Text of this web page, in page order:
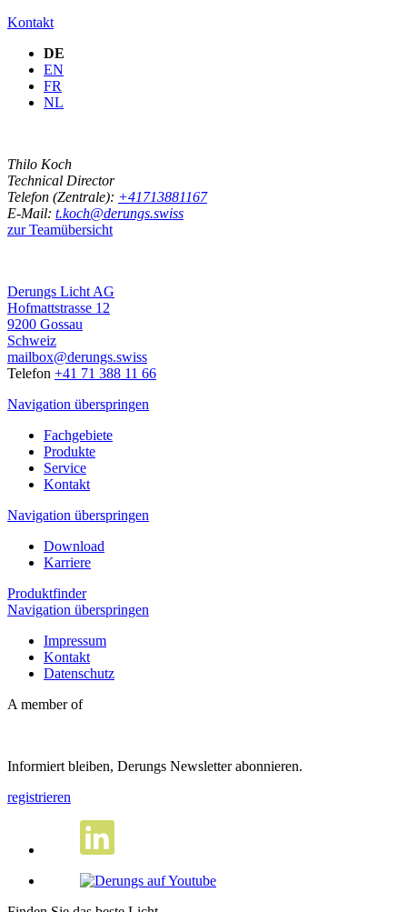
Kontakt
DE
EN
FR
NL
Thilo Koch
Technical Director
Telefon (Zentrale): +41713881167
E-Mail: t.koch@derungs.swiss
zur Teamübersicht
Derungs Licht AG
Hofmattstrasse 12
9200 Gossau
Schweiz
mailbox@derungs.swiss
Telefon +41 71 388 11 66
Navigation überspringen
Fachgebiete
Produkte
Service
Kontakt
Navigation überspringen
Download
Karriere
Produktfinder
Navigation überspringen
Impressum
Kontakt
Datenschutz
A member of
Informiert bleiben, Derungs Newsletter abonnieren.
registrieren